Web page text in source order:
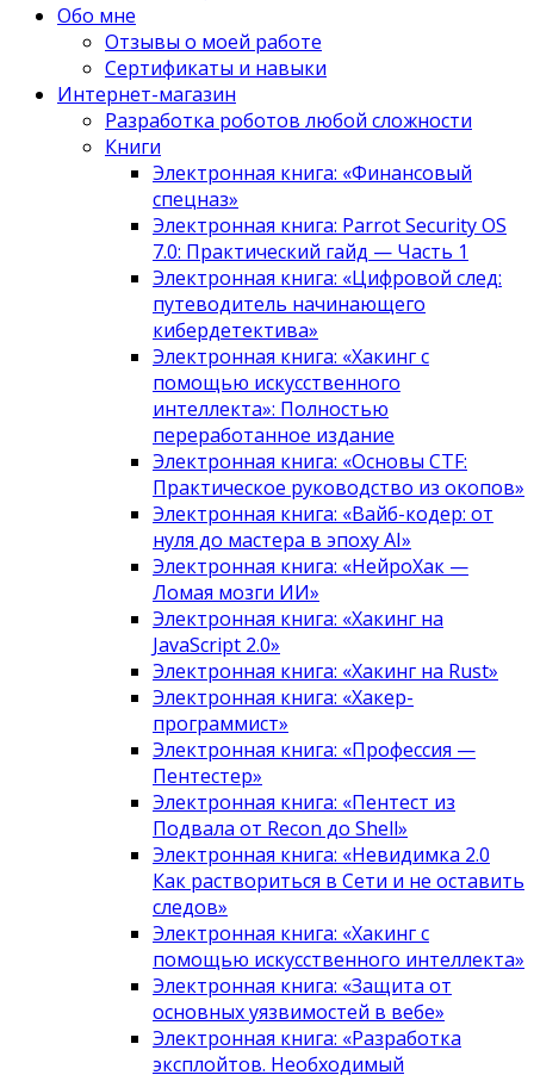
Обо мне
Отзывы о моей работе
Сертификаты и навыки
Интернет-магазин
Разработка роботов любой сложности
Книги
Электронная книга: «Финансовый
спецназ»
Электронная книга: Parrot Security OS
7.0: Практический гайд — Часть 1
Электронная книга: «Цифровой след:
путеводитель начинающего
кибердетектива»
Электронная книга: «Хакинг с
помощью искусственного
интеллекта»: Полностью
переработанное издание
Электронная книга: «Основы CTF:
Практическое руководство из окопов»
Электронная книга: «Вайб-кодер: от
нуля до мастера в эпоху AI»
Электронная книга: «НейроХак —
Ломая мозги ИИ»
Электронная книга: «Хакинг на
JavaScript 2.0»
Электронная книга: «Хакинг на Rust»
Электронная книга: «Хакер-
программист»
Электронная книга: «Профессия —
Пентестер»
Электронная книга: «Пентест из
Подвала от Recon до Shell»
Электронная книга: «Невидимка 2.0
Как раствориться в Сети и не оставить
следов»
Электронная книга: «Хакинг с
помощью искусственного интеллекта»
Электронная книга: «Защита от
основных уязвимостей в вебе»
Электронная книга: «Разработка
эксплойтов. Необходимый